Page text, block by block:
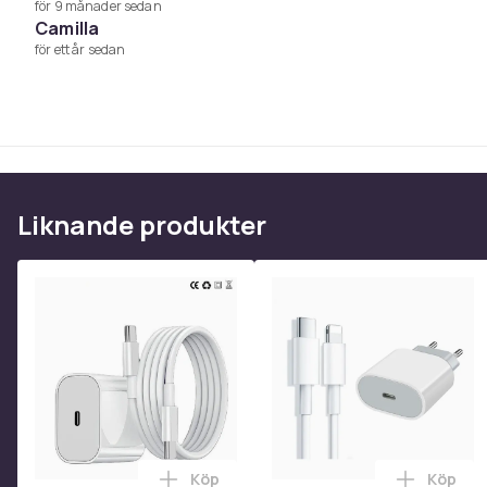
50 × nyckelringar
för 9 månader sedan
Camilla
för ett år sedan
Liknande produkter
Köp Köp